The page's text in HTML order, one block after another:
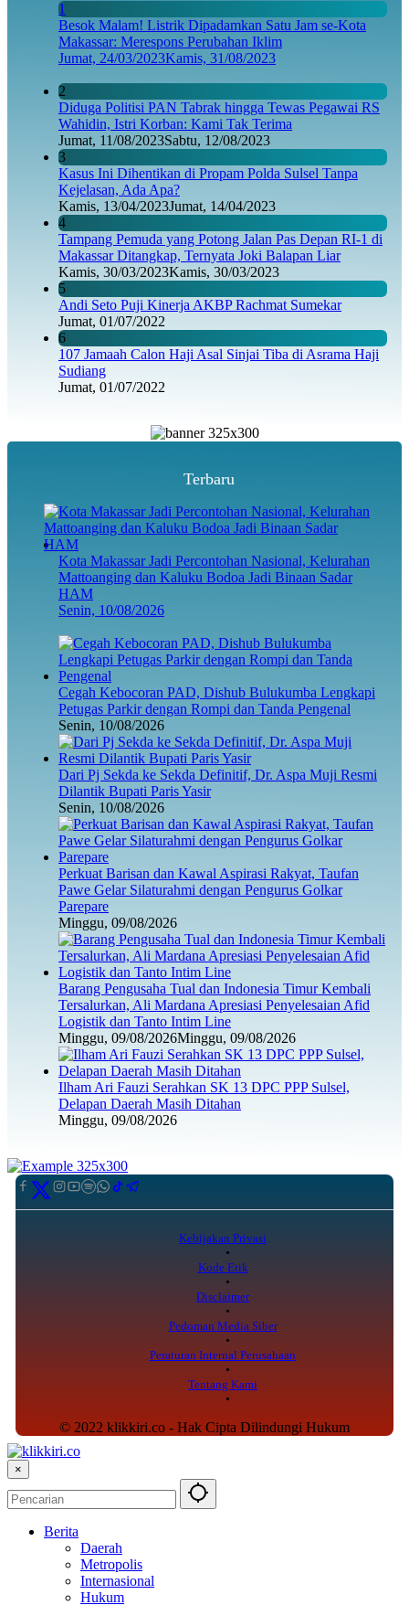
1
Besok Malam! Listrik Dipadamkan Satu Jam se-Kota
Makassar: Merespons Perubahan Iklim
Jumat, 24/03/2023Kamis, 31/08/2023
2
Diduga Politisi PAN Tabrak hingga Tewas Pegawai RS
Wahidin, Istri Korban: Kami Tak Terima
Jumat, 11/08/2023Sabtu, 12/08/2023
3
Kasus Ini Dihentikan di Propam Polda Sulsel Tanpa
Kejelasan, Ada Apa?
Kamis, 13/04/2023Jumat, 14/04/2023
4
Tampang Pemuda yang Potong Jalan Pas Depan RI-1 di
Makassar Ditangkap, Ternyata Joki Balapan Liar
Kamis, 30/03/2023Kamis, 30/03/2023
5
Andi Seto Puji Kinerja AKBP Rachmat Sumekar
Jumat, 01/07/2022
6
107 Jamaah Calon Haji Asal Sinjai Tiba di Asrama Haji
Sudiang
Jumat, 01/07/2022
Terbaru
Kota Makassar Jadi Percontohan Nasional, Kelurahan
Mattoanging dan Kaluku Bodoa Jadi Binaan Sadar
HAM
Senin, 10/08/2026
Cegah Kebocoran PAD, Dishub Bulukumba Lengkapi
Petugas Parkir dengan Rompi dan Tanda Pengenal
Senin, 10/08/2026
Dari Pj Sekda ke Sekda Definitif, Dr. Aspa Muji Resmi
Dilantik Bupati Paris Yasir
Senin, 10/08/2026
Perkuat Barisan dan Kawal Aspirasi Rakyat, Taufan
Pawe Gelar Silaturahmi dengan Pengurus Golkar
Parepare
Minggu, 09/08/2026
Barang Pengusaha Tual dan Indonesia Timur Kembali
Tersalurkan, Ali Mardana Apresiasi Penyelesaian Afid
Logistik dan Tanto Intim Line
Minggu, 09/08/2026Minggu, 09/08/2026
Ilham Ari Fauzi Serahkan SK 13 DPC PPP Sulsel,
Delapan Daerah Masih Ditahan
Minggu, 09/08/2026
Kebijakan Privasi
Kode Etik
Disclaimer
Pedoman Media Siber
Peraturan Internal Perusahaan
Tentang Kami
© 2022 klikkiri.co - Hak Cipta Dilindungi Hukum
×
Berita
Daerah
Metropolis
Internasional
Hukum